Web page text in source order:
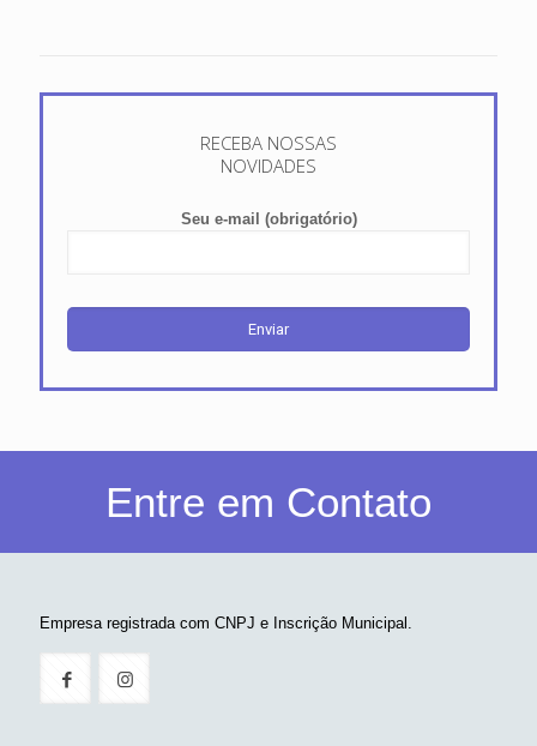
RECEBA NOSSAS
NOVIDADES
Seu e-mail (obrigatório)
Entre em Contato
Empresa registrada com CNPJ e Inscrição Municipal.